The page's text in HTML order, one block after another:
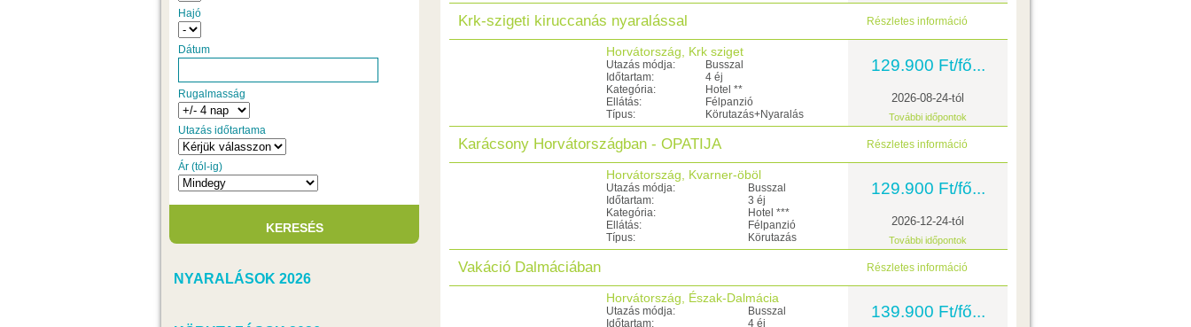
Hajó
Dátum
Rugalmasság
Utazás időtartama
Ár (tól-ig)
NYARALÁSOK 2026
Krk-szigeti kiruccanás nyaralással Részletes információ
Horvátország, Krk sziget
Utazás módja:
Busszal
Időtartam:
4 éj
Kategória:
Hotel **
Ellátás:
Félpanzió
Típus:
Körutazás+Nyaralás
129.900 Ft/fő...
2026-08-24-tól
További időpontok
Karácsony Horvátországban - OPATIJA Részletes információ
Horvátország, Kvarner-öböl
Utazás módja:
Busszal
Időtartam:
3 éj
Kategória:
Hotel ***
Ellátás:
Félpanzió
Típus:
Körutazás
129.900 Ft/fő...
2026-12-24-tól
További időpontok
Vakáció Dalmáciában Részletes információ
Horvátország, Észak-Dalmácia
Utazás módja:
Busszal
Időtartam:
4 éj
139.900 Ft/fő...